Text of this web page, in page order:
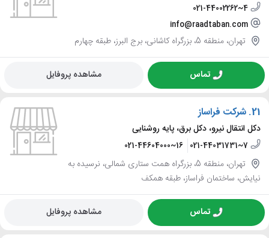
021-44002262~4
info@raadtaban.com
تهران، منطقه 5، بزرگراه کاشانی، برج البرز، طبقه چهارم
تماس مشاهده پروفایل
21. شرکت فراساز
دکل انتقال نیرو، دکل برق، پایه روشنایی
021-44031731~7
021-44604000~16
تهران، منطقه 5، بزرگراه همت ستاری شمالی، نرسیده به
نیایش، ساختمان فراساز، طبقه همکف
تماس مشاهده پروفایل